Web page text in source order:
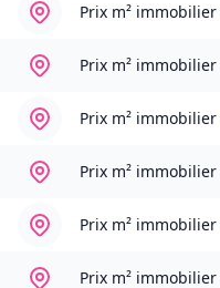
Prix m² immobilier
Prix m² immobilier
Prix m² immobilier
Prix m² immobilier
Prix m² immobilier
Prix m² immobilier